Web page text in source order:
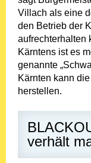
Villach als eine
den Betrieb der
aufrechterhalten
Kärntens ist es
genannte
Kärnten kann
herstellen.
verhält